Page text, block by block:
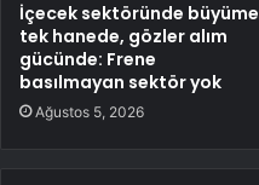
İçecek sektöründe büyüme
tek hanede, gözler alım
gücünde: Frene
basılmayan sektör yok
Ağustos 5, 2026